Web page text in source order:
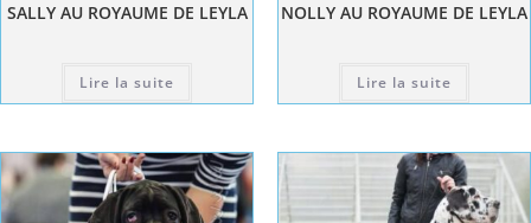
SALLY AU ROYAUME DE LEYLA
Lire la suite
NOLLY AU ROYAUME DE LEYLA
Lire la suite